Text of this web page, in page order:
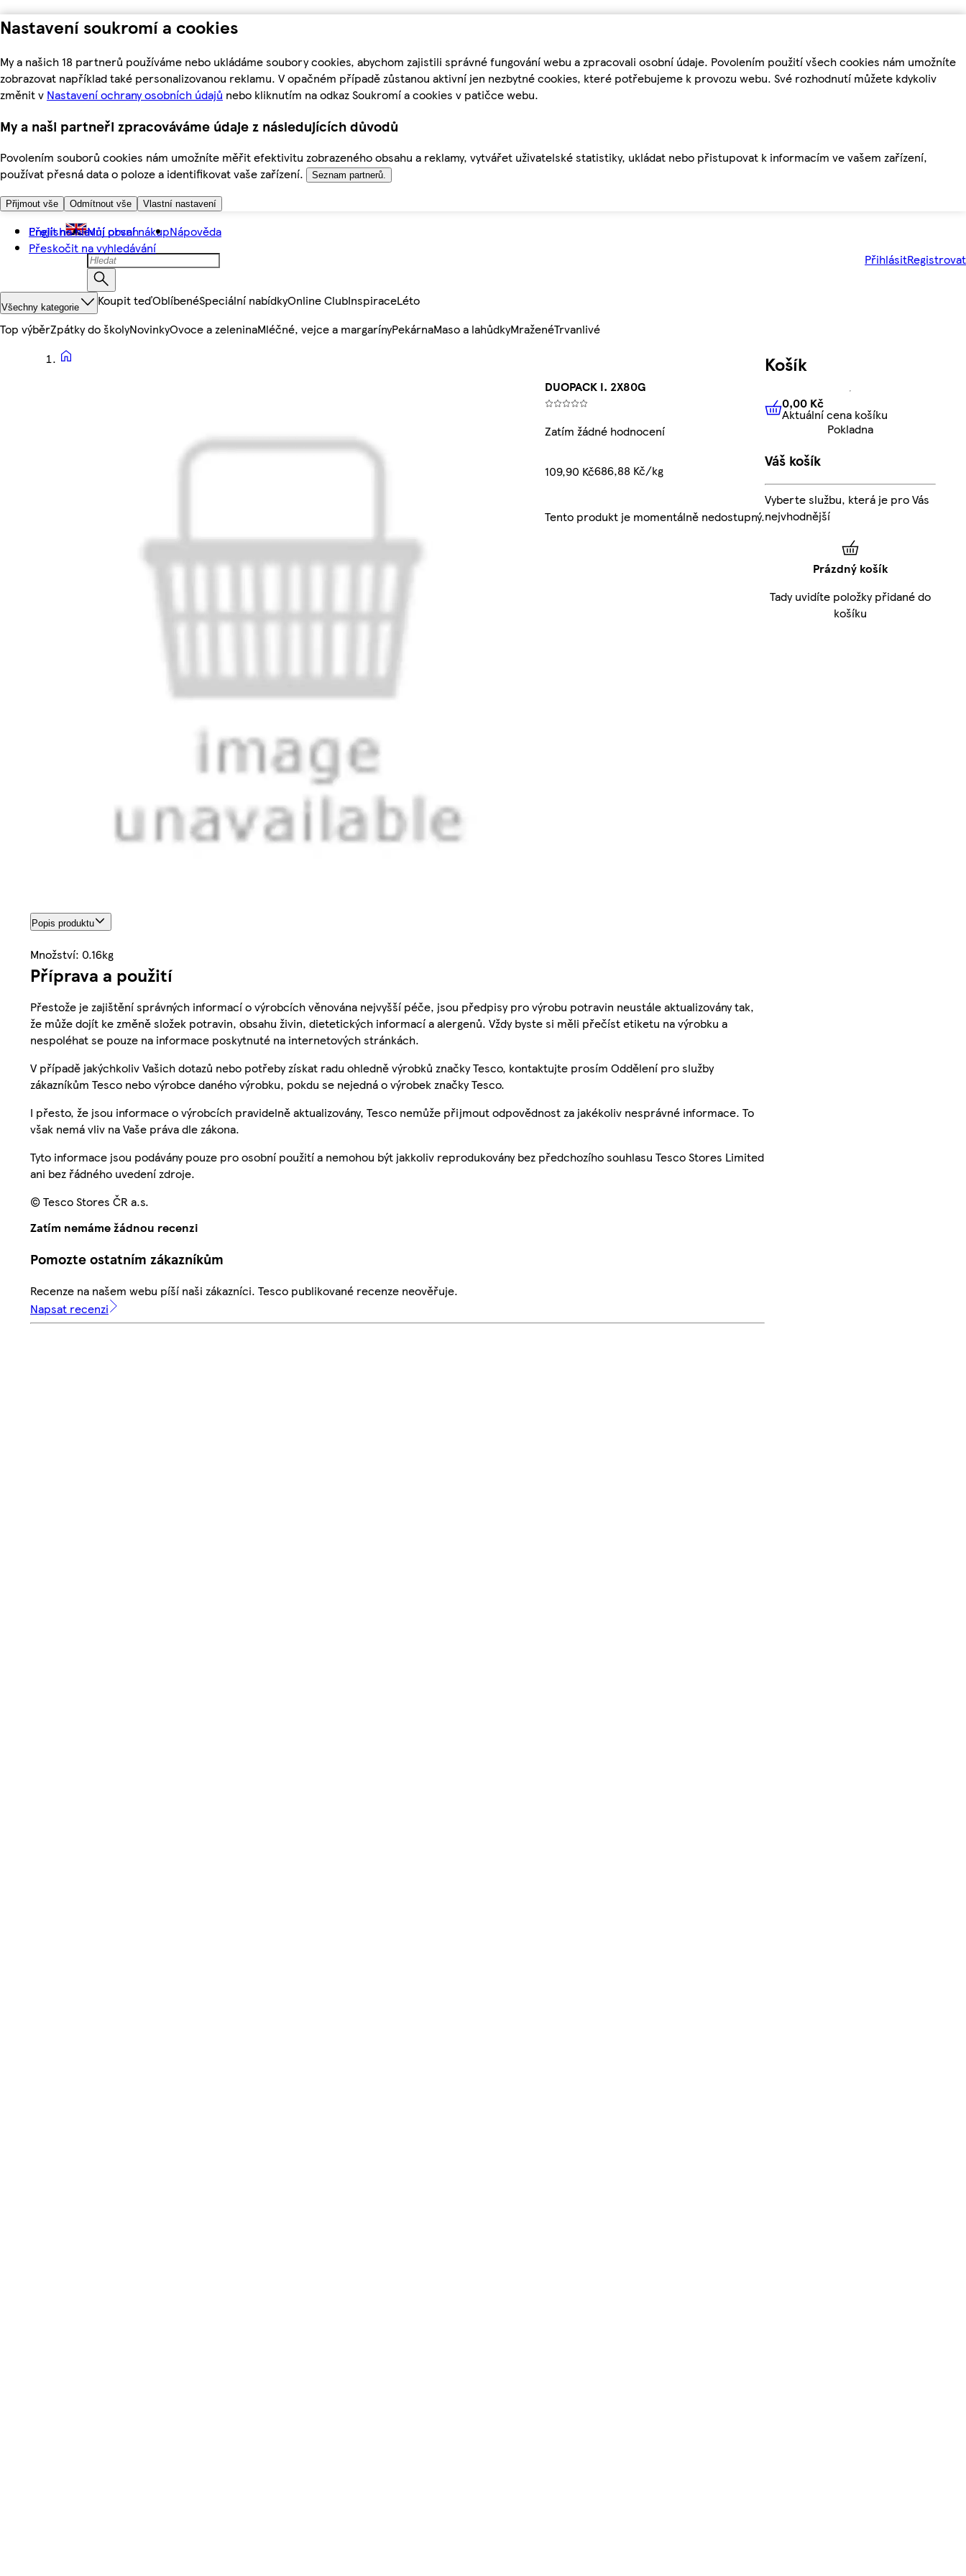
Nastavení soukromí a cookies
My a našich 18 partnerů používáme nebo ukládáme soubory cookies, abychom zajistili správné fungování webu a zpracovali osobní údaje. Povolením použití všech cookies nám umožníte
zobrazovat například také personalizovanou reklamu. V opačném případě zůstanou aktivní jen nezbytné cookies, které potřebujeme k provozu webu. Své rozhodnutí můžete kdykoliv
změnit v Nastavení ochrany osobních údajů nebo kliknutím na odkaz Soukromí a cookies v patičce webu.
My a naši partneři zpracováváme údaje z následujících důvodů
Povolením souborů cookies nám umožníte měřit efektivitu zobrazeného obsahu a reklamy, vytvářet uživatelské statistiky, ukládat nebo přistupovat k informacím ve vašem zařízení,
používat přesná data o poloze a identifikovat vaše zařízení.
Seznam partnerů.
Přijmout vše Odmítnout vše Vlastní nastavení
Přejít na hlavní obsah
Přeskočit na vyhledávání
English Můj první nákupNápověda
PřihlásitRegistrovat
Všechny kategorie Koupit teďOblíbenéSpeciální nabídkyOnline ClubInspiraceLéto
Top výběrZpátky do školyNovinkyOvoce a zeleninaMléčné, vejce a margarínyPekárnaMaso a lahůdkyMraženéTrvanlivé
DUOPACK I. 2X80G
Zatím žádné hodnocení
109,90 Kč686,88 Kč/kg
Tento produkt je momentálně nedostupný.
Popis produktu
Množství: 0.16kg
Příprava a použití
Přestože je zajištění správných informací o výrobcích věnována nejvyšší péče, jsou předpisy pro výrobu potravin neustále aktualizovány tak,
že může dojít ke změně složek potravin, obsahu živin, dietetických informací a alergenů. Vždy byste si měli přečíst etiketu na výrobku a
nespoléhat se pouze na informace poskytnuté na internetových stránkách.
V případě jakýchkoliv Vašich dotazů nebo potřeby získat radu ohledně výrobků značky Tesco, kontaktujte prosím Oddělení pro služby
zákazníkům Tesco nebo výrobce daného výrobku, pokdu se nejedná o výrobek značky Tesco.
I přesto, že jsou informace o výrobcích pravidelně aktualizovány, Tesco nemůže přijmout odpovědnost za jakékoliv nesprávné informace. To
však nemá vliv na Vaše práva dle zákona.
Tyto informace jsou podávány pouze pro osobní použití a nemohou být jakkoliv reprodukovány bez předchozího souhlasu Tesco Stores Limited
ani bez řádného uvedení zdroje.
© Tesco Stores ČR a.s.
Zatím nemáme žádnou recenzi
Pomozte ostatním zákazníkům
Recenze na našem webu píší naši zákazníci. Tesco publikované recenze neověřuje.
Napsat recenzi
Košík
0,00 KčAktuální cena košíku
0,00 Kč
Aktuální cena košíku
Pokladna
Váš košík
Vyberte službu, která je pro Vás
nejvhodnější
Prázdný košík
Tady uvidíte položky přidané do
košíku